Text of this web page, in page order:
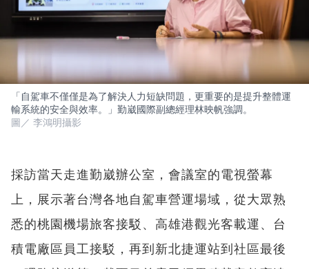
「自駕車不僅僅是為了解決人力短缺問題，更重要的是提升整體運
輸系統的安全與效率。」勤崴國際副總經理林映帆強調。
圖／ 李鴻明攝影
採訪當天走進勤崴辦公室，會議室的電視螢幕
上，展示著台灣各地自駕車營運場域，從大眾熟
悉的桃園機場旅客接駁、高雄港觀光客載運、台
積電廠區員工接駁，再到新北捷運站到社區最後